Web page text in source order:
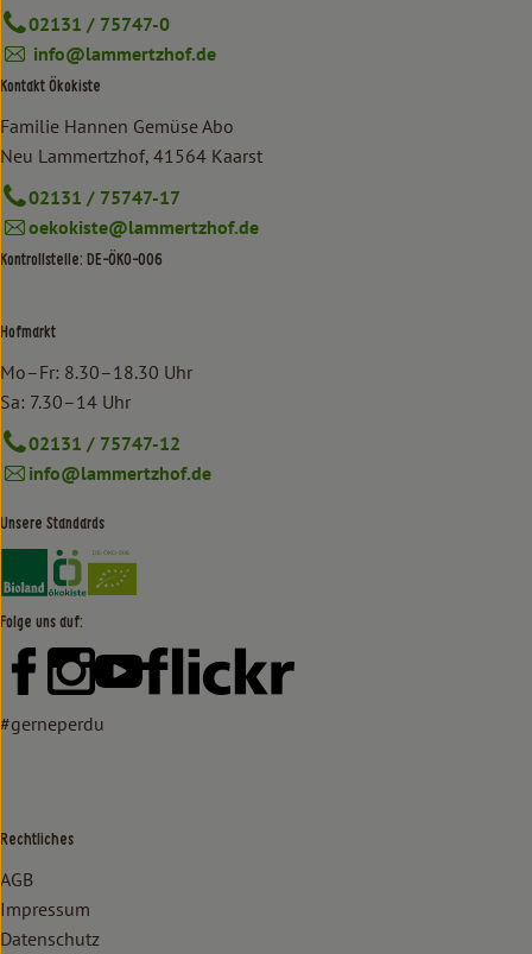
02131 / 75747-0
info@lammertzhof.de
Kontakt Ökokiste
Familie Hannen Gemüse Abo
Neu Lammertzhof, 41564 Kaarst
02131 / 75747-17
oekokiste@lammertzhof.de
Kontrollstelle: DE-ÖKO-006
Hofmarkt
Mo–Fr: 8.30–18.30 Uhr
Sa: 7.30–14 Uhr
02131 / 75747-12
info@lammertzhof.de
Unsere Standards
Externer Link zu https://www.bioland.de/verbraucher
Externer Link zu https://www.oekokiste.de/
Folge uns auf:
Externer Link zu https://www.facebook.com/lammertzhof/
Externer Link zu https://www.instagram.com/
Externer Link zu https://www.youtube.com/
Externer Link zu https://
#gerneperdu
Rechtliches
AGB
Impressum
Datenschutz